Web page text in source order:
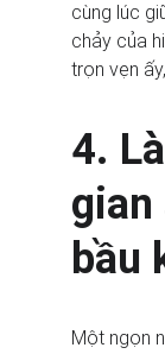
cùng lúc
chảy của
trọn vẹn
4.
gian
bầu
Một ngọn